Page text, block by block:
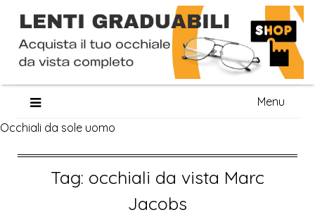
content
Menu
Occhiali da sole uomo
Tag: occhiali da vista Marc
Jacobs